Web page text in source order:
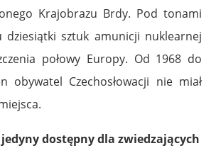
Krajobrazu Brdy. Pod tonami
dziesiątki sztuk amunicji nuklearnej
połowy Europy. Od 1968 do
obywatel Czechosłowacji nie miał
dostępny dla zwiedzających